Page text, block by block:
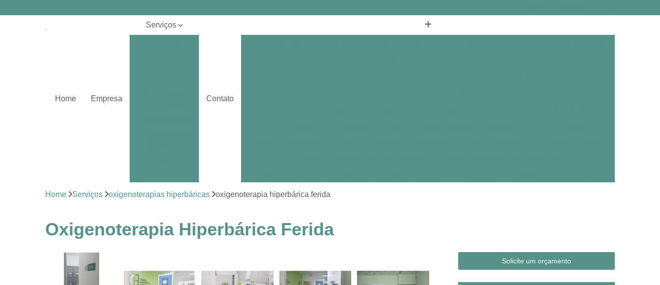
Home Empresa
Serviços
oxigenoterapia
feridas
Tratamentos
hiperbárica
Contato
Clínica de Hiperbárica
Clínica Hiperbárica em João Pessoa
Oxigenação Hiperbárica
Oxigenação Hiperbárica Clínica
Oxigenação Hiperbárica em Campina Grande
Home Serviços oxigenoterapias hiperbáricas oxigenoterapia hiperbárica ferida
Oxigenoterapia Hiperbárica Ferida
Solicite um orçamento